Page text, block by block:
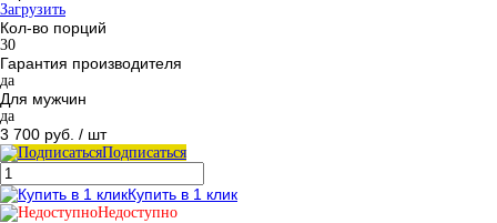
Загрузить
Кол-во порций
30
Гарантия производителя
да
Для мужчин
да
3 700 руб. / шт
Подписаться
Купить в 1 клик
Недоступно